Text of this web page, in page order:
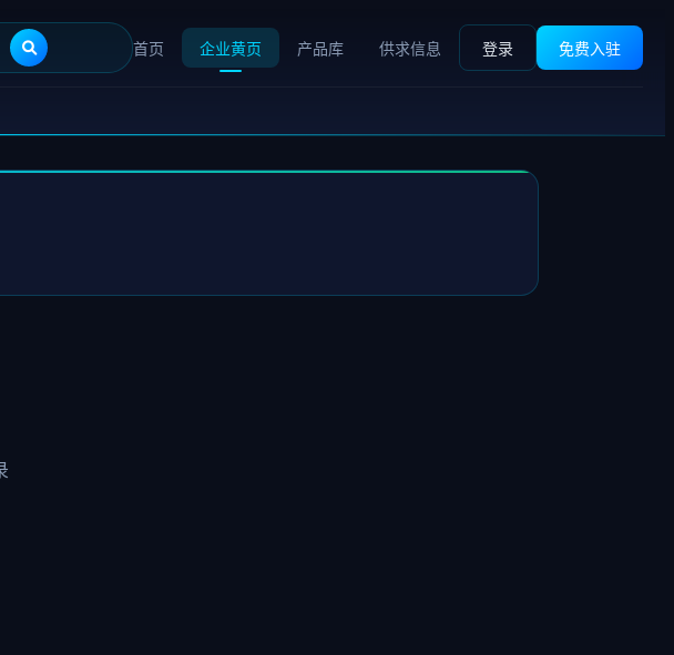
首页 企业黄页 产品库 供求信息 登录 免费入驻